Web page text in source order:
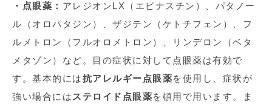
・点眼薬： アレジオンLX
（エピナスチン）、パタノー
ル（オロパタジン）、ザジテン（ケトチフェン）、フ
ルメトロン（フルオロメトロン）、リンデロン（ベタ
メタゾン）など。目の症状に対して点眼薬は有効で
す。基本的には抗アレルギー点眼薬を使用し、症状が
強い場合には ステロイド点眼薬を頓用で用います。ま